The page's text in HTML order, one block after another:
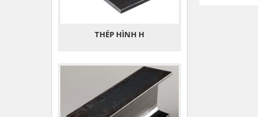
THÉP HÌNH H